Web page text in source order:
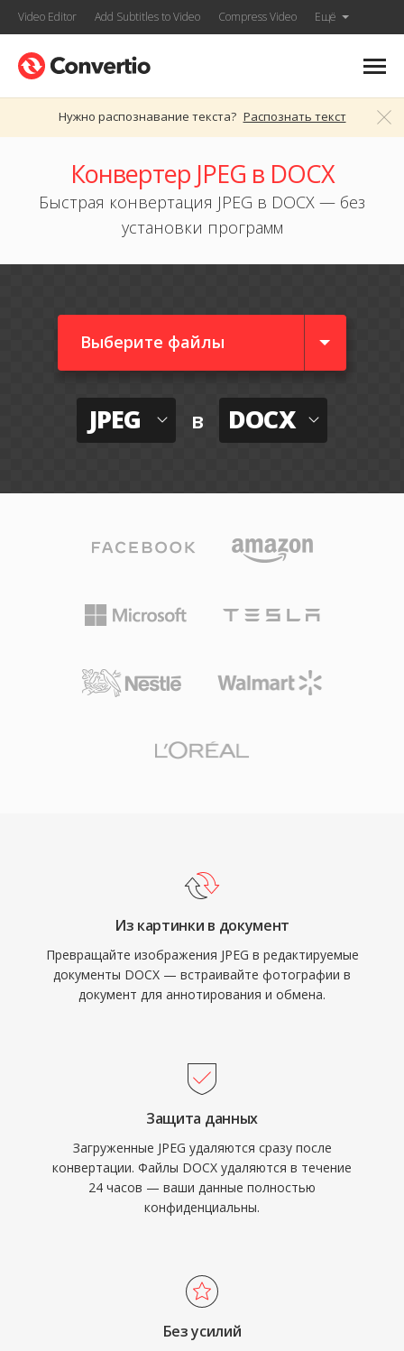
Video Editor Add Subtitles to Video Compress Video Ещё
Нужно распознавание текста? Распознать текст
Конвертер JPEG в DOCX
Быстрая конвертация JPEG в DOCX — без
установки программ
Выберите файлы
JPEG в DOCX
Из картинки в документ
Превращайте изображения JPEG в редактируемые
документы DOCX — встраивайте фотографии в
документ для аннотирования и обмена.
Защита данных
Загруженные JPEG удаляются сразу после
конвертации. Файлы DOCX удаляются в течение
24 часов — ваши данные полностью
конфиденциальны.
Без усилий